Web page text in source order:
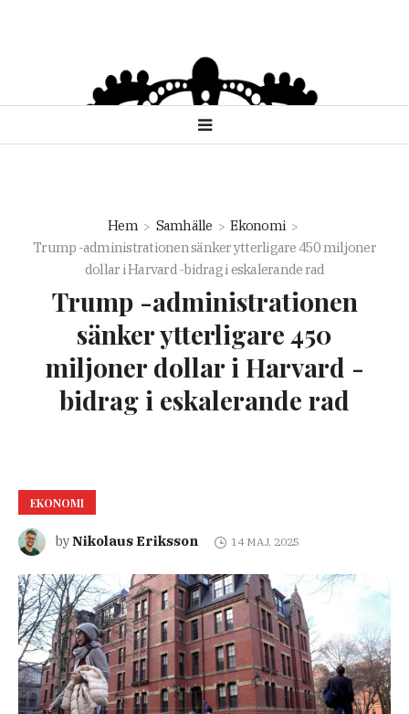
Hem Samhälle
Ekonomi
Trump -administrationen sänker ytterligare 450 miljoner
dollar i Harvard -bidrag i eskalerande rad
Trump -administrationen
sänker ytterligare 450
miljoner dollar i Harvard -
bidrag i eskalerande rad
EKONOMI
byNikolaus Eriksson 14 MAJ, 2025